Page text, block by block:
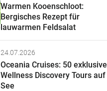
Warmen Kooenschloot:
Bergisches Rezept für
lauwarmen Feldsalat
24.07.2026
Oceania Cruises: 50 exklusive
Wellness Discovery Tours auf
See